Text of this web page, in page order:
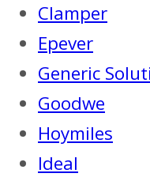
Clamper
Epever
Generic
Goodwe
Hoymiles
Ideal